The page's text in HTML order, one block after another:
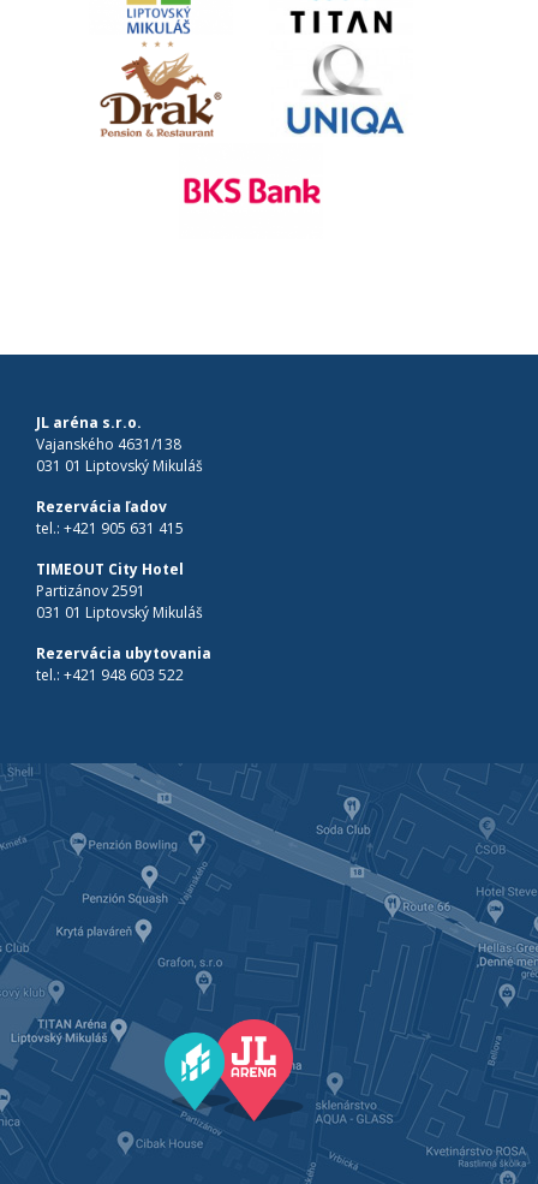
JL aréna s.r.o.
Vajanského 4631/138
031 01 Liptovský Mikuláš
Rezervácia ľadov
tel.: +421 905 631 415
TIMEOUT City Hotel
Partizánov 2591
031 01 Liptovský Mikuláš
Rezervácia ubytovania
tel.: +421 948 603 522